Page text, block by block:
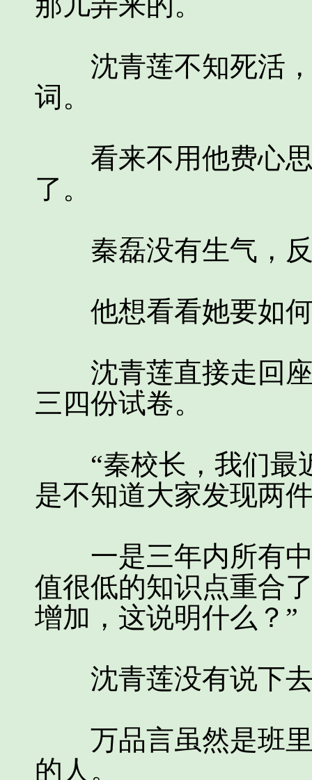
沈青莲不知死活，
词。
看来不用他费心思
了。
秦磊没有生气，反
他想看看她要如何
沈青莲直接走回座
三四份试卷。
“秦校长，我们最
是不知道大家发现两
一是三年内所有中
值很低的知识点重合
增加，这说明什么？”
沈青莲没有说下去
万品言虽然是班里
的人。